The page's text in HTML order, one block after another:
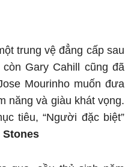
trung vệ đẳng cấp sau
Gary Cahill cũng đã
Mourinho muốn đưa
năng và giàu khát vọng.
tiêu, “Người đặc biệt”
Stones